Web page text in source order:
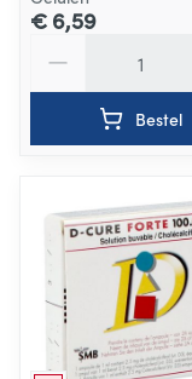
€ 6,59
Bestel